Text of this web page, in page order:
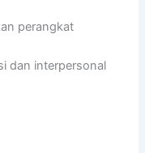
perangkat
dan interpersonal